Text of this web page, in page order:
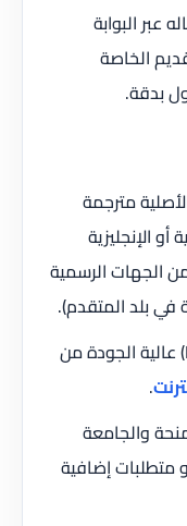
عبر البوابة
الخاصة
بدقة.
مترجمة
الإنجليزية
الجهات الرسمية
في بلد المتقدم).
يُنصح بتحضير نسخ إلكترونية (PDF) عالية الجودة من
.
والجامعة
متطلبات إضافية